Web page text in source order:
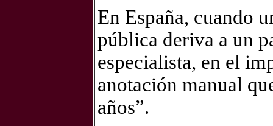
En España, cuando
pública deriva a un
especialista, en el
anotación manual
años”.